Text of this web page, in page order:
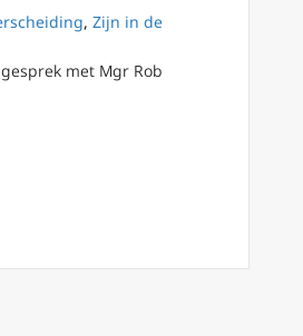
, Zijn in de
met Mgr Rob
Helder en Hartelijk 12,5 jaar bisschop